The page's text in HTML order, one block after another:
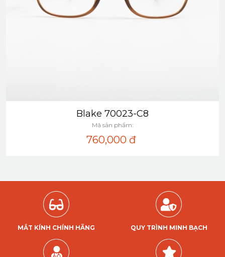
Xem nhanh
Blake 70023-C8
Mã sản phẩm:
760,000 đ
MẮT KÍNH CHÍNH HÃNG QUY TRÌNH MINH BẠCH